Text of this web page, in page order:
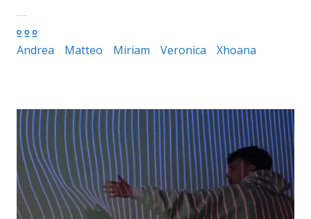
Andrea Matteo Miriam Veronica Xhoana